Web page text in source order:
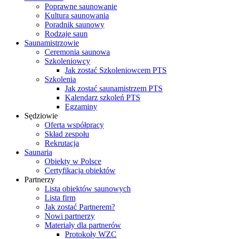
Poprawne saunowanie
Kultura saunowania
Poradnik saunowy
Rodzaje saun
Saunamistrzowie
Ceremonia saunowa
Szkoleniowcy
Jak zostać Szkoleniowcem PTS
Szkolenia
Jak zostać saunamistrzem PTS
Kalendarz szkoleń PTS
Egzaminy
Sędziowie
Oferta współpracy
Skład zespołu
Rekrutacja
Saunaria
Obiekty w Polsce
Certyfikacja obiektów
Partnerzy
Lista obiektów saunowych
Lista firm
Jak zostać Partnerem?
Nowi partnerzy
Materiały dla partnerów
Protokoły WZC